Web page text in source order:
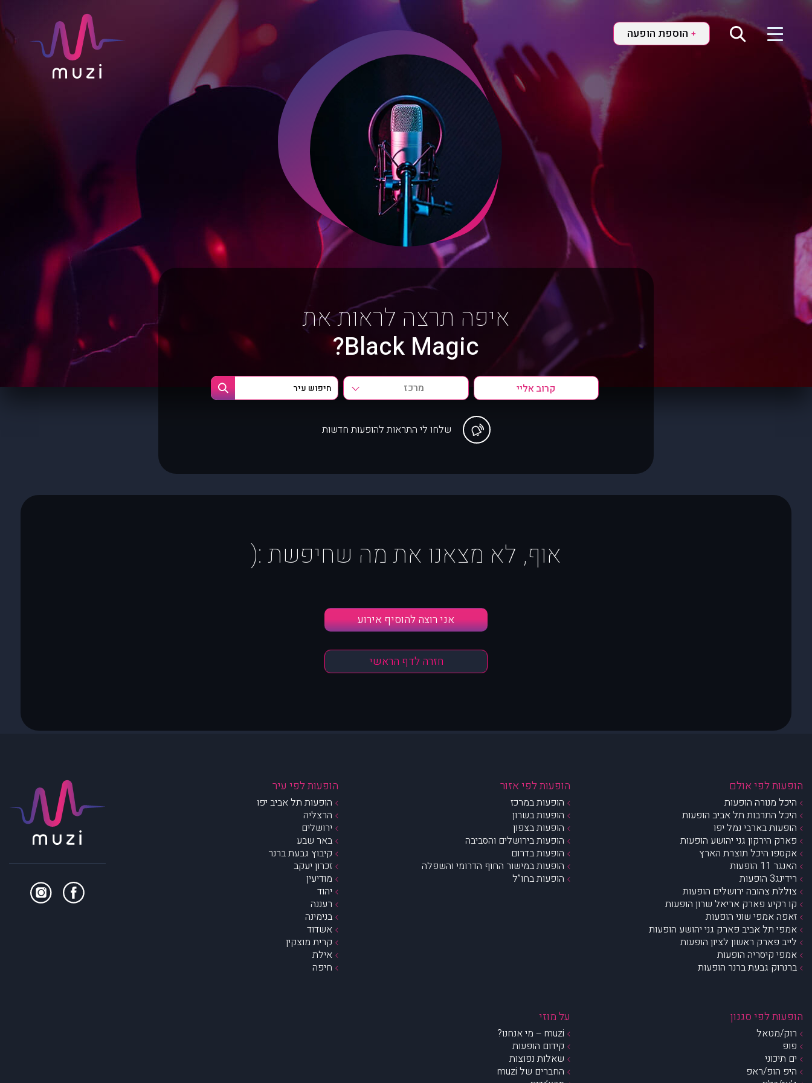
+ הוספת הופעה
איפה תרצה לראות את
Black Magic?
מרכז
שלחו לי התראות להופעות חדשות
אוף, לא מצאנו את מה שחיפשת :(
אני רוצה להוסיף אירוע
חזרה לדף הראשי
הופעות לפי אולם
היכל מנורה הופעות
היכל התרבות תל אביב הופעות
הופעות בארבי נמל יפו
פארק הירקון גני יהושע הופעות
אקספו היכל תוצרת הארץ
האנגר 11 הופעות
רידינג3 הופעות
צוללת צהובה ירושלים הופעות
קו רקיע פארק אריאל שרון הופעות
זאפה אמפי שוני הופעות
אמפי תל אביב פארק גני יהושע הופעות
לייב פארק ראשון לציון הופעות
אמפי קיסריה הופעות
ברנרוק גבעת ברנר הופעות
הופעות לפי אזור
הופעות במרכז
הופעות בשרון
הופעות בצפון
הופעות בירושלים והסביבה
הופעות בדרום
הופעות במישור החוף הדרומי והשפלה
הופעות בחו”ל
הופעות לפי עיר
הופעות תל אביב יפו
הרצליה
ירושלים
באר שבע
קיבוץ גבעת ברנר
זכרון יעקב
מודיעין
יהוד
רעננה
בנימינה
אשדוד
קרית מוצקין
אילת
חיפה
הופעות לפי סגנון
רוק/מטאל
פופ
ים תיכוני
היפ הופ/ראפ
על מוזי
muzi – מי אנחנו?
קידום הופעות
שאלות נפוצות
החברים של muzi